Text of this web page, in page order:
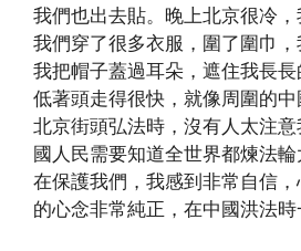
我們也出去貼。晚上北京很冷，
我們穿了很多衣服，圍了圍巾，
我把帽子蓋過耳朵，遮住我長
低著頭走得很快，就像周圍的
北京街頭弘法時，沒有人太注
國人民需要知道全世界都煉法
在保護我們，我感到非常自信
的心念非常純正，在中國洪法時